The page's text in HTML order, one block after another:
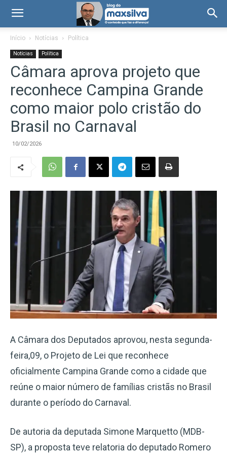
Início Notícias Política
Notícias Política
Câmara aprova projeto que
reconhece Campina Grande
como maior polo cristão do
Brasil no Carnaval
10/02/2026
A Câmara dos Deputados aprovou, nesta segunda-
feira,09, o Projeto de Lei que reconhece
oficialmente Campina Grande como a cidade que
reúne o maior número de famílias cristãs no Brasil
durante o período do Carnaval.
De autoria da deputada Simone Marquetto (MDB-
SP), a proposta teve relatoria do deputado Romero